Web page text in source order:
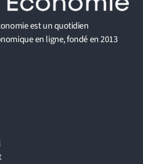
est un quotidien
en ligne, fondé en 2013